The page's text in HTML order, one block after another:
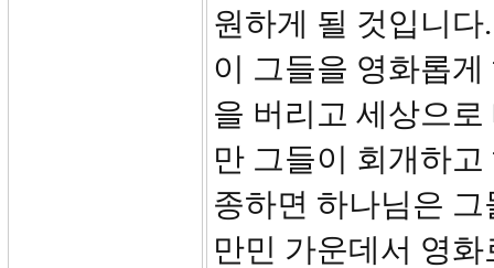
원하게 될 것입니
이 그들을 영화롭
을 버리고 세상으
만 그들이 회개하
종하면 하나님은
만민 가운데서 영